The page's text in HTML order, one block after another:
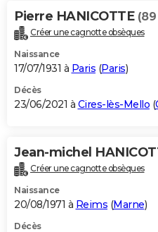
Pierre HANICOTTE
Créer une cagnotte obsèques
Naissance
17/07/1931 à Paris (Paris)
Décès
23/06/2021 à Cires-lès-Mello (
Jean-michel
Créer une cagnotte obsèques
Naissance
20/08/1971 à Reims (Marne)
Décès